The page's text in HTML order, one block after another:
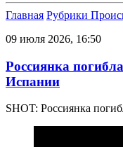
Главная Рубрики
09 июля 2026, 16:50
Россиянка
Испании
SHOT: Россиянка